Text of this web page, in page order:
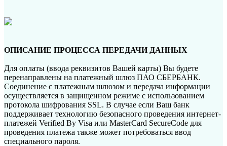
ОПИСАНИЕ ПРОЦЕССА ПЕРЕДАЧИ ДАННЫХ
Для оплаты (ввода реквизитов Вашей карты) Вы будете
перенаправлены на платежный шлюз ПАО СБЕРБАНК.
Соединение с платежным шлюзом и передача информации
осуществляется в защищенном режиме с использованием
протокола шифрования SSL. В случае если Ваш банк
поддерживает технологию безопасного проведения интернет-
платежей Verified By Visa или MasterCard SecureCode для
проведения платежа также может потребоваться ввод
специального пароля.